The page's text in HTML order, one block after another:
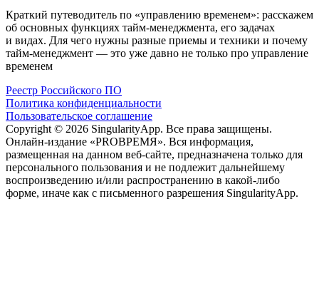
Краткий путеводитель по «управлению временем»: расскажем
об основных функциях тайм-менеджмента, его задачах
и видах. Для чего нужны разные приемы и техники и почему
тайм-менеджмент — это уже давно не только про управление
временем
Реестр Российского ПО
Политика конфиденциальности
Пользовательское соглашение
Copyright © 2026 SingularityApp. Все права защищены.
Онлайн-издание «PROВРЕМЯ». Вся информация,
размещенная на данном веб-сайте, предназначена только для
персонального пользования и не подлежит дальнейшему
воспроизведению и/или распространению в какой-либо
форме, иначе как с письменного разрешения SingularityApp.